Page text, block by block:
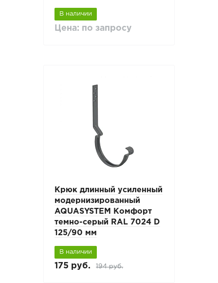
В наличии
Цена: по запросу
Крюк длинный усиленный
модернизированный
AQUASYSTEM Комфорт
темно-серый RAL 7024 D
125/90 мм
В наличии
175 руб. 194 руб.